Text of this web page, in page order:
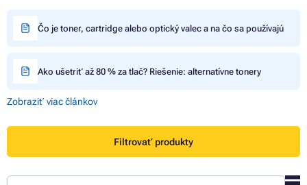
Čo je toner, cartridge alebo optický valec a na čo sa používajú
Ako ušetriť až 80 % za tlač? Riešenie: alternatívne tonery
Zobraziť viac článkov
Filtrovať produkty